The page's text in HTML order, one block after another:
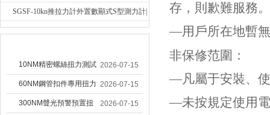
計-數字拉壓力雙向測力儀
SGSF-10kn推拉力計外置數顯式S型測力計|
手持連線式拉壓力計
10NM精密螺絲扭力測試
專用扭矩扳手,產線質檢
螺絲扭力專用扳手廠家
2026-07-15
60NM鋼管扣件專用扭力
扳手 腳手架扭力檢測扳
2026-07-15
300NM聲光預警預置扭 2026-07-15
存，則歉難服務
—用戶所在地暫無
非保修范圍：
—凡屬于安裝、使
—未按規定使用